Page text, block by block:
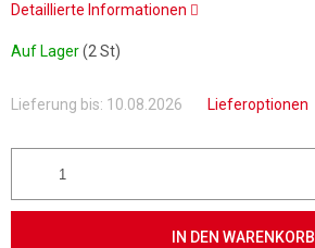
Detaillierte Informationen
Auf Lager(2 St)
Lieferung bis: 10.08.2026 Lieferoptionen
IN DEN WARENKORB